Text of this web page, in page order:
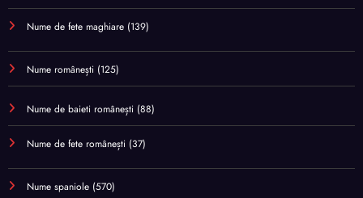
Nume de fete maghiare (139)
Nume românești (125)
Nume de baieti românești (88)
Nume de fete românești (37)
Nume spaniole (570)